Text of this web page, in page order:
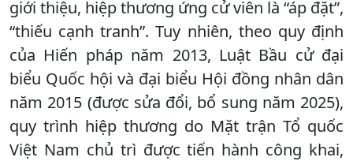
giới thiệu, hiệp thương ứng cử viên là “áp đặt”,
“thiếu cạnh tranh”. Tuy nhiên, theo quy định
của Hiến pháp năm 2013, Luật Bầu cử đại
biểu Quốc hội và đại biểu Hội đồng nhân dân
năm 2015 (được sửa đổi, bổ sung năm 2025),
quy trình hiệp thương do Mặt trận Tổ quốc
Việt Nam chủ trì được tiến hành công khai,